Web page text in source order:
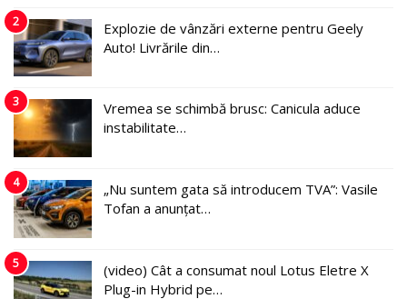
2
Explozie de vânzări externe pentru Geely
Auto! Livrările din…
3
Vremea se schimbă brusc: Canicula aduce
instabilitate…
4
„Nu suntem gata să introducem TVA”: Vasile
Tofan a anunțat…
5
(video) Cât a consumat noul Lotus Eletre X
Plug-in Hybrid pe…